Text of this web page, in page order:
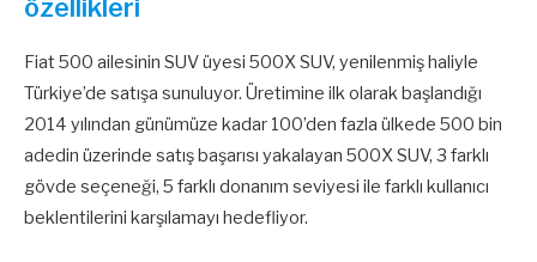
özellikleri
Fiat 500 ailesinin SUV üyesi 500X SUV, yenilenmiş haliyle
Türkiye’de satışa sunuluyor. Üretimine ilk olarak başlandığı
2014 yılından günümüze kadar 100’den fazla ülkede 500 bin
adedin üzerinde satış başarısı yakalayan 500X SUV, 3 farklı
gövde seçeneği, 5 farklı donanım seviyesi ile farklı kullanıcı
beklentilerini karşılamayı hedefliyor.